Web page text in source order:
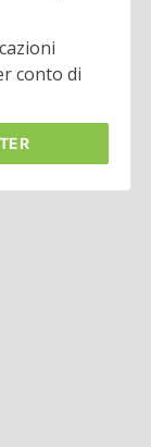
conto di